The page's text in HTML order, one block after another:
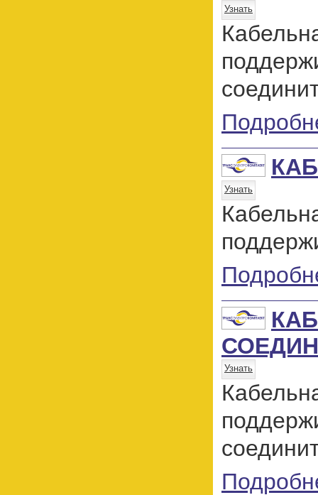
Узнать
Узнать
Узнать